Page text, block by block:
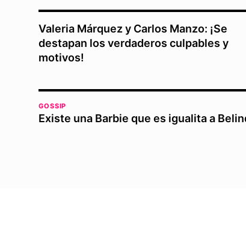
Valeria Márquez y Carlos Manzo: ¡Se
destapan los verdaderos culpables y
motivos!
GOSSIP
Existe una Barbie que es igualita a